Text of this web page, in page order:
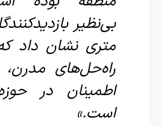
متری نشان داد که
راه‌حل‌های مدرن،
اطمینان در حوزه
است.»